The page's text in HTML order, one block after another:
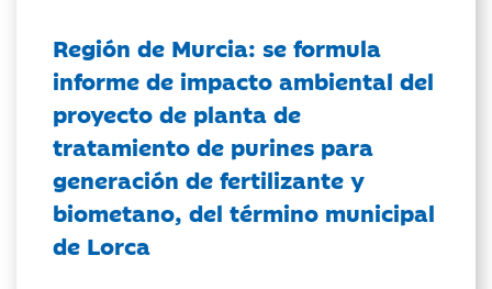
Región de Murcia: se formula
informe de impacto ambiental del
proyecto de planta de
tratamiento de purines para
generación de fertilizante y
biometano, del término municipal
de Lorca